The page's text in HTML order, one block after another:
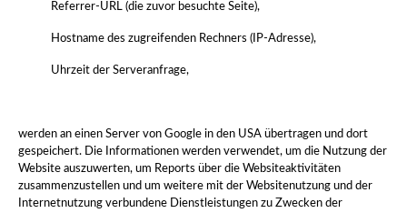
Referrer-URL (die zuvor besuchte Seite),
Hostname des zugreifenden Rechners (IP-Adresse),
Uhrzeit der Serveranfrage,
werden an einen Server von Google in den USA übertragen und dort
gespeichert. Die Informationen werden verwendet, um die Nutzung der
Website auszuwerten, um Reports über die Websiteaktivitäten
zusammenzustellen und um weitere mit der Websitenutzung und der
Internetnutzung verbundene Dienstleistungen zu Zwecken der